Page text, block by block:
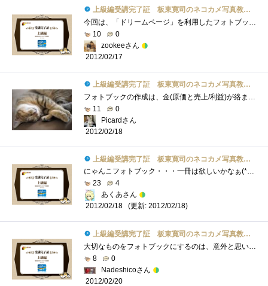
上級編受講完了証 板東寛司のネコカメ写真教室パート2
今回は、「ドリームページ」を利用したフォトブック作成の方法でした。デジカメになってから気軽に写真が撮れて編集の自由度も大幅にアップ�...
10
0
zookeeさん
2012/02/17
上級編受講完了証 板東寛司のネコカメ写真教室パート2
フォトブックの作成は、金(原価と売上/利益)が絡まないだけで、一般的なビデオや写真集作成と全く同じですね。ターゲットユーザーの絞り込み�...
11
0
Picardさん
2012/02/18
上級編受講完了証 板東寛司のネコカメ写真教室パート2
にゃんこフォトブック・・・一冊は欲しいかなぁ(*´艸｀)お気に入りの猫写真をフォトブックにして記念に残せるのは良いですね♪テーマを決める...
23
4
あくあさん
2012/02/18
(更新: 2012/02/18)
上級編受講完了証 板東寛司のネコカメ写真教室パート2
大切なものをフォトブックにするのは、意外と思いつかないもので、確かに本のようなものは無くなり難く、見つけ易いものです。本の表紙が週�...
8
0
Nadeshicoさん
2012/02/20